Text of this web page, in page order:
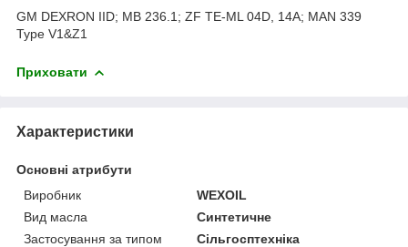
GM DEXRON IID; MB 236.1; ZF TE-ML 04D, 14A; MAN 339
Type V1&Z1
Приховати
Характеристики
Основні атрибути
Виробник
WEXOIL
Вид масла
Синтетичне
Застосування за типом
Сільгосптехніка